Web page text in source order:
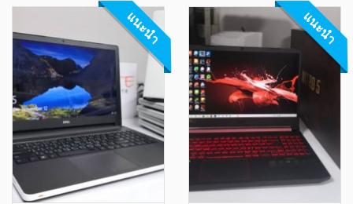
แนะนำ แนะนำ